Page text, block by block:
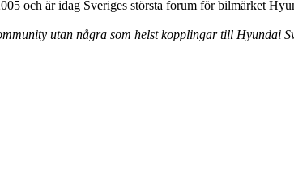
och är idag Sveriges största forum för bilmärket
utan några som helst kopplingar till Hyundai